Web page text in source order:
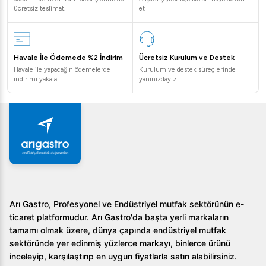
ücretsiz teslimat.
et
Havale İle Ödemede %2 İndirim
Havale ile yapacağın ödemelerde
indirimi yakala
Ücretsiz Kurulum ve Destek
Kurulum ve destek süreçlerinde
yanınızdayız.
Arı Gastro, Profesyonel ve Endüstriyel mutfak sektörünün e-
ticaret platformudur. Arı Gastro'da başta yerli markaların
tamamı olmak üzere, dünya çapında endüstriyel mutfak
sektöründe yer edinmiş yüzlerce markayı, binlerce ürünü
inceleyip, karşılaştırıp en uygun fiyatlarla satın alabilirsiniz.